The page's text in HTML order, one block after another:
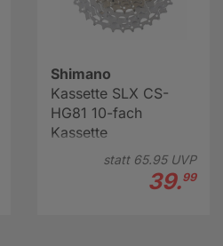
Shimano
Kassette SLX CS-
HG81 10-fach
Kassette
statt 65.95UVP
39.99